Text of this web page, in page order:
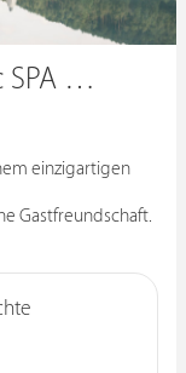
ABINEA Dolomiti Romantic SPA Hotel
einzigartigen
Gastfreundschaft.